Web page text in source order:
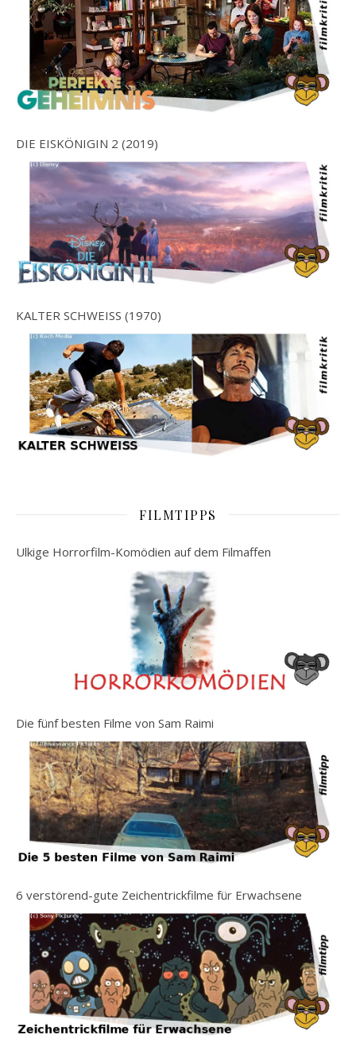
DIE EISKÖNIGIN 2 (2019)
KALTER SCHWEISS (1970)
FILMTIPPS
Ulkige Horrorfilm-Komödien auf dem Filmaffen
Die fünf besten Filme von Sam Raimi
6 verstörend-gute Zeichentrickfilme für Erwachsene